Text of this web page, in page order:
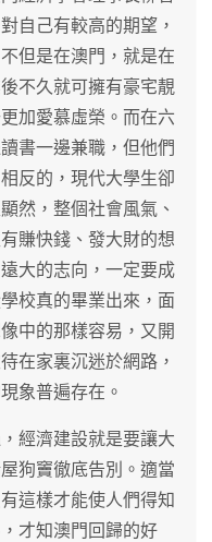
自己有較高的期望，
但是在澳門，就是在
不久就可擁有豪宅靚
加愛慕虛榮。而在六
書一邊兼職，但他們
反的，現代大學生卻
然，整個社會風氣、
賺快錢、發大財的想
大的志向，一定要成
校真的畢業出來，面
中的那樣容易，又開
在家裏沉迷於網路，
象普遍存在。
經濟建設就是要讓大
狗竇徹底告別。適當
這樣才能使人們得知
才知澳門回歸的好